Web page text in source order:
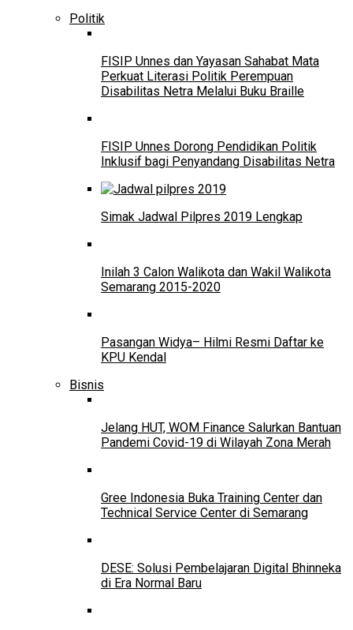
Politik
FISIP Unnes dan Yayasan Sahabat Mata
Perkuat Literasi Politik Perempuan
Disabilitas Netra Melalui Buku Braille
FISIP Unnes Dorong Pendidikan Politik
Inklusif bagi Penyandang Disabilitas Netra
Simak Jadwal Pilpres 2019 Lengkap
Inilah 3 Calon Walikota dan Wakil Walikota
Semarang 2015-2020
Pasangan Widya– Hilmi Resmi Daftar ke
KPU Kendal
Bisnis
Jelang HUT, WOM Finance Salurkan Bantuan
Pandemi Covid-19 di Wilayah Zona Merah
Gree Indonesia Buka Training Center dan
Technical Service Center di Semarang
DESE: Solusi Pembelajaran Digital Bhinneka
di Era Normal Baru